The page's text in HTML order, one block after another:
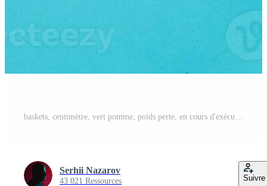
Serhii Nazarov
43 021 Ressources Suivre